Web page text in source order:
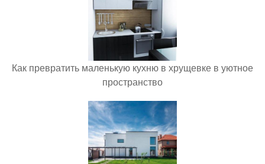
Как превратить маленькую кухню в хрущевке в уютное
пространство